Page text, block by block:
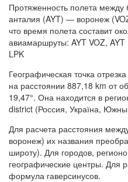
Протяженность полета
анталия (AYT) — воронеж
что время полета составит
авиамаршруты: AYT VOZ, AYT
LPK
Географическая точка
на расстоянии 887,18 km от
19,47°. Она находится в
district (Россия, Україна,
Для расчета расстояния
воронеж) их названия
широту). Для городов,
географические центры. Для
формула гаверсинусов.